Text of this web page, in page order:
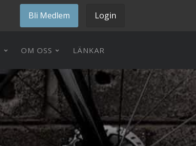
Bli Medlem Login
OM OSS LÄNKAR